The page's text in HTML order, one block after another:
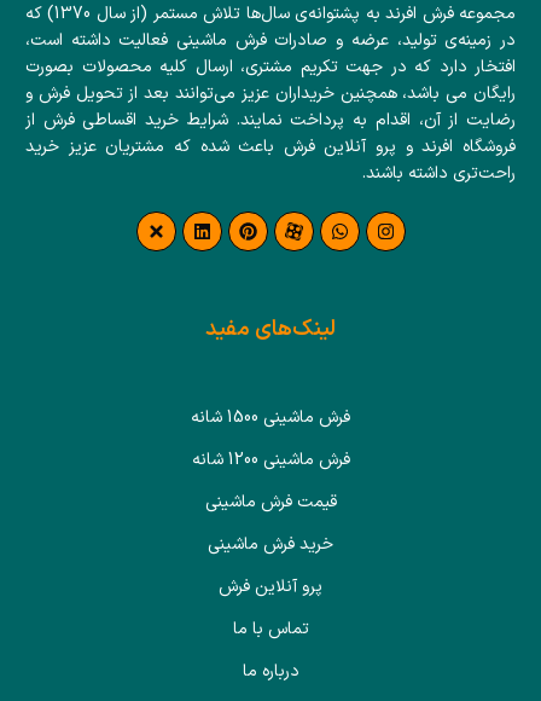
مجموعه فرش افرند به پشتوانه‌ی سال‌ها تلاش مستمر (از سال 1370) که
در زمینه‌ی تولید، عرضه و صادرات فرش ماشینی فعالیت داشته است،
افتخار دارد که در جهت تکریم مشتری، ارسال کلیه محصولات بصورت
رایگان می باشد، همچنین خریداران عزیز می‌توانند بعد از تحویل فرش و
رضایت از آن، اقدام به پرداخت نمایند. شرایط خرید اقساطی فرش از
فروشگاه افرند و پرو آنلاین فرش باعث شده که مشتریان عزیز خرید
راحت‌تری داشته باشند.
لینک‌های مفید
فرش ماشینی 1500 شانه
فرش ماشینی 1200 شانه
قیمت فرش ماشینی
خرید فرش ماشینی
پرو آنلاین فرش
تماس با ما
درباره ما